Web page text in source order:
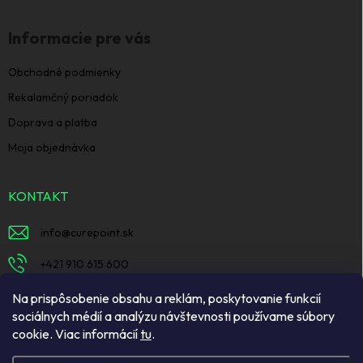
Na prispôsobenie obsahu a reklám, poskytovanie funkcií
sociálnych médií a analýzu návštevnosti používame súbory
cookie. Viac informáciítu.
Informacie pre vás
Obchodné podmienky
Rekalamčný poriadok
Doprava a platba
Moja objednávka
KONTAKT
info@curepoint.sk
+421 910 615 600
https://www.facebook.com/curepointsk
curepoint_pet/